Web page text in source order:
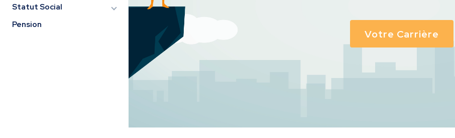
Statut Social
Pension
Votre Carrière